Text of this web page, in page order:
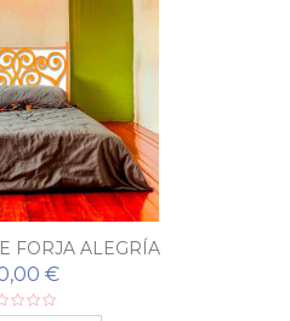
FORJA ALEGRÍA
€